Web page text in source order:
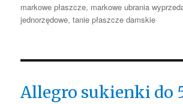
markowe płaszcze, markowe ubrania
jednorzędowe,tanie płaszcze damskie
Allegro sukienki do